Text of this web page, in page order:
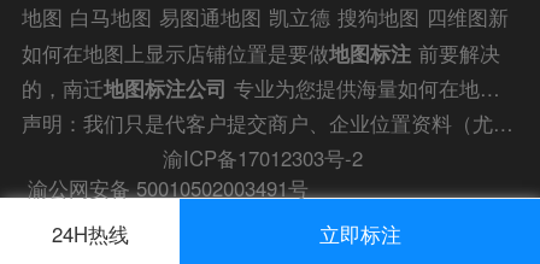
地图 白马地图 易图通地图 凯立德 搜狗地图 四维图新
地图 车载地图 导航地图 手机地图 搜搜地图 好搜地图
老虎地图 电子地图 卫星地图 美团地图 大众点评地图
苹果 导航犬 老虎
如何在地图上显示店铺位置是要做地图标注 前要解决
的，南迁地图标注公司 专业为您提供海量如何在地图
上显示店铺位置解答信息，为您的企业商户、门店地图
快速上线！
声明：我们只是代客户提交商户、企业位置资料（尤其是不会操作觉得繁琐的客户），不是地图标注平台方。所提供服务为商业有偿帮助咨询人工服务费，全程都是人工提交资料，自身并不能对第三方网站的原始内容进行编辑，请知悉。
渝ICP备17012303号-2
渝公网安备 50010502003491号
24H热线
立即标注